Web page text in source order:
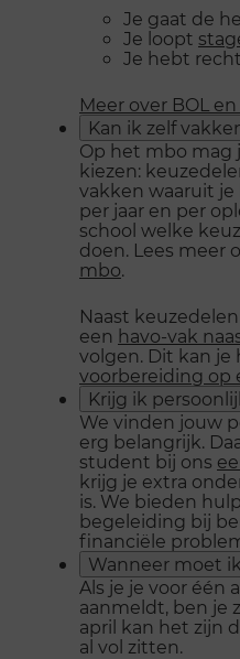
Je gaat de
Je loopt
Je hebt
Meer over BOL en
Kan ik zelf
Op het mbo mag
kiezen:
vakken waaruit
per jaar en per
school welke
doen. Lees meer
mbo.
Naast
een havo-vak
volgen. Dit kan je
voorbereiding op
Krijg ik
We vinden jouw
erg belangrijk.
student bij ons
krijg je extra
is. We bieden
begeleiding bij
financiële
Wanneer moet
Als je je voor één
aanmeldt, ben je
april kan het zijn
al vol zitten.